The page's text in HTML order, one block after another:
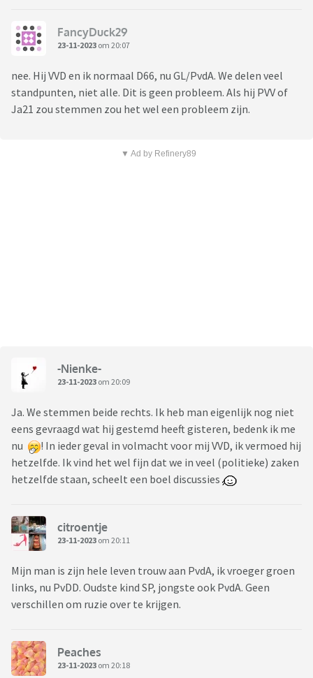
FancyDuck29
23-11-2023 om 20:07
nee. Hij VVD en ik normaal D66, nu GL/PvdA. We delen veel
standpunten, niet alle. Dit is geen probleem. Als hij PVV of
Ja21 zou stemmen zou het wel een probleem zijn.
▼ Ad by Refinery89
-Nienke-
23-11-2023 om 20:09
Ja. We stemmen beide rechts. Ik heb man eigenlijk nog niet
eens gevraagd wat hij gestemd heeft gisteren, bedenk ik me
nu
! In ieder geval in volmacht voor mij VVD, ik vermoed hij
hetzelfde. Ik vind het wel fijn dat we in veel (politieke) zaken
hetzelfde staan, scheelt een boel discussies
citroentje
23-11-2023 om 20:11
Mijn man is zijn hele leven trouw aan PvdA, ik vroeger groen
links, nu PvDD. Oudste kind SP, jongste ook PvdA. Geen
verschillen om ruzie over te krijgen.
Peaches
23-11-2023 om 20:18